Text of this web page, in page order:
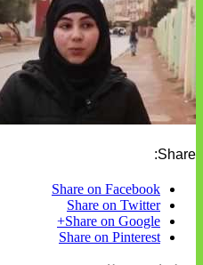
Share:
Share on Facebook
Share on Twitter
Share on Google+
Share on Pinterest